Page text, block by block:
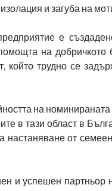
и загуба на
е
на
който трудно се
на
в тази област в
от
и успешен партньор